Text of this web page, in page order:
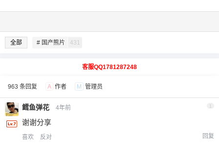
全部 # 国产熊片 431
客服QQ1781287248
963 条回复 A 作者 M 管理员
鳕鱼弹花 4年前 1
谢谢分享
喜欢 反对 回复